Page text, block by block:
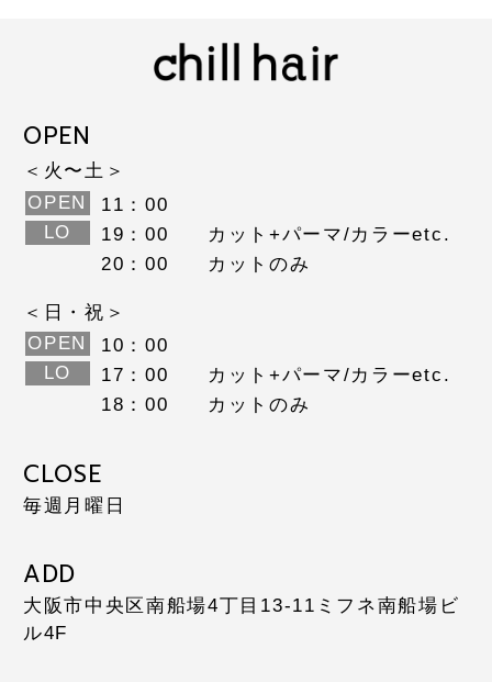
OPEN
＜火〜土＞
OPEN
11：00
LO
19：00
カット+パーマ/カラーetc.
20：00
カットのみ
＜日・祝＞
OPEN
10：00
LO
17：00
カット+パーマ/カラーetc.
18：00
カットのみ
CLOSE
毎週月曜日
ADD
大阪市中央区南船場4丁目13-11 ミフネ南船場ビ
ル4F